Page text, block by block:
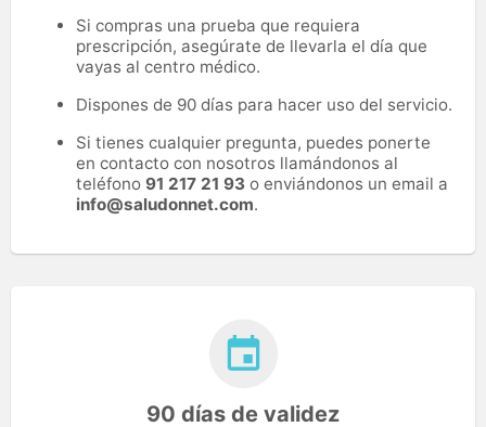
Si compras una prueba que requiera
prescripción, asegúrate de llevarla el día que
vayas al centro médico.
Dispones de 90 días para hacer uso del servicio.
Si tienes cualquier pregunta, puedes ponerte
en contacto con nosotros llamándonos al
teléfono 91 217 21 93 o enviándonos un email a
info@saludonnet.com.
90 días de validez